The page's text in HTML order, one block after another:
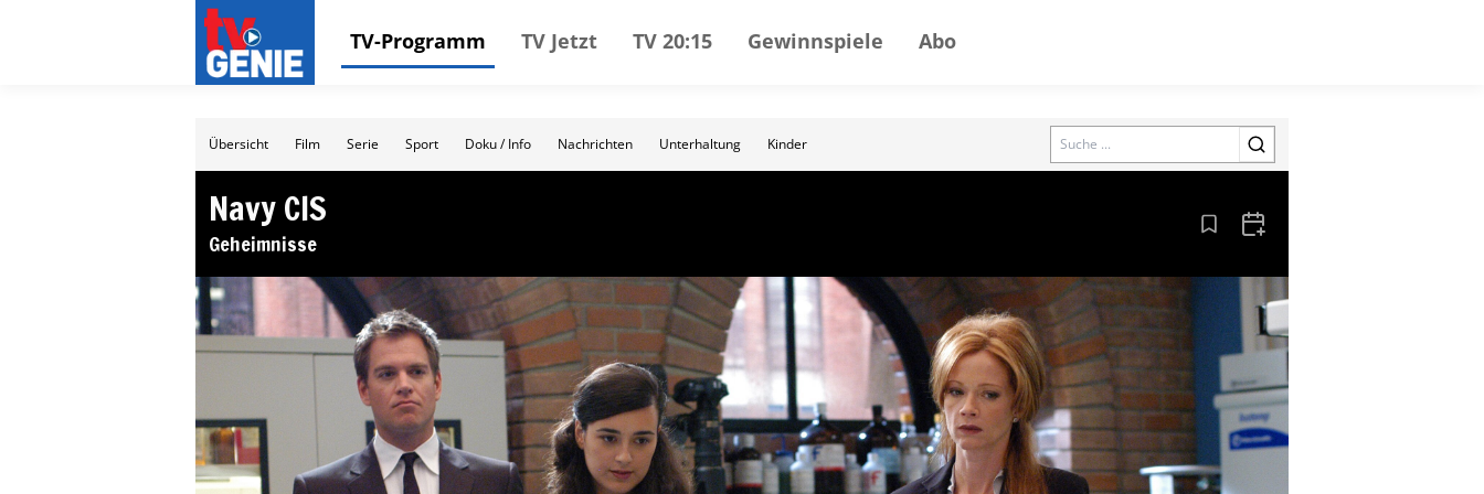
TV-Programm TV Jetzt TV 20:15 Gewinnspiele Abo
Übersicht Film Serie Sport Doku / Info Nachrichten Unterhaltung Kinder Search
Navy CIS
Geheimnisse Aus den Lesezeichen entfernen
Zum Kalender hinzufügen